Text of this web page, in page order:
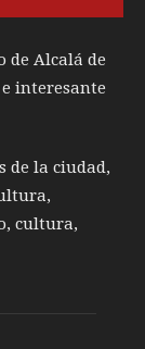
de Alcalá de
interesante
de la ciudad,
cultura,